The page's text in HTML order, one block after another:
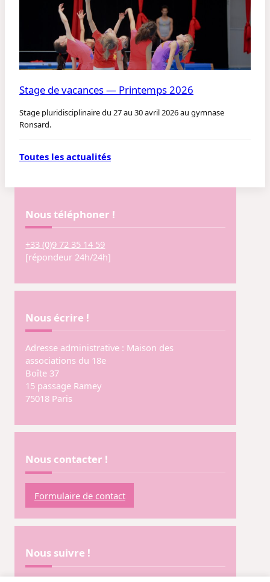
Stage de vacances — Printemps 2026
Stage pluridisciplinaire du 27 au 30 avril 2026 au gymnase
Ronsard.
Toutes les actualités
Nous téléphoner !
+33 (0)9 72 35 14 59
[répondeur 24h/24h]
Nous écrire !
Adresse administrative : Maison des
associations du 18e
Boîte 37
15 passage Ramey
75018 Paris
Nous contacter !
Formulaire de contact
Nous suivre !